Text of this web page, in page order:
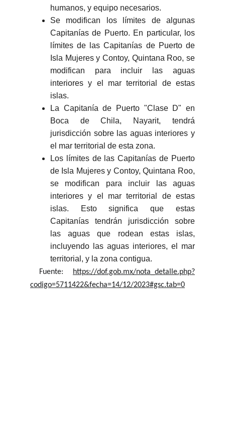
humanos, y equipo necesarios.
Se modifican los límites de algunas
Capitanías de Puerto. En particular, los
límites de las Capitanías de Puerto de
Isla Mujeres y Contoy, Quintana Roo, se
modifican para incluir las aguas
interiores y el mar territorial de estas
islas.
La Capitanía de Puerto "Clase D" en
Boca de Chila, Nayarit, tendrá
jurisdicción sobre las aguas interiores y
el mar territorial de esta zona.
Los límites de las Capitanías de Puerto
de Isla Mujeres y Contoy, Quintana Roo,
se modifican para incluir las aguas
interiores y el mar territorial de estas
islas. Esto significa que estas
Capitanías tendrán jurisdicción sobre
las aguas que rodean estas islas,
incluyendo las aguas interiores, el mar
territorial, y la zona contigua.
Fuente:
https://dof.gob.mx/nota_detalle.php?
codigo=5711422&fecha=14/12/2023#gsc.tab=0